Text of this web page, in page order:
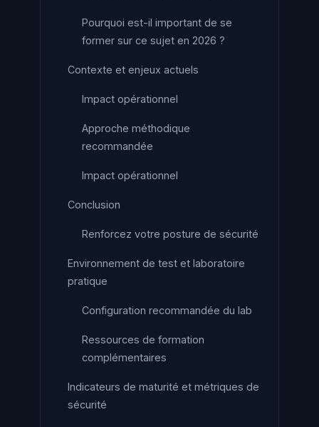
Pourquoi est-il important de se
former sur ce sujet en 2026 ?
Contexte et enjeux actuels
Impact opérationnel
Approche méthodique
recommandée
Impact opérationnel
Conclusion
Renforcez votre posture de sécurité
Environnement de test et laboratoire
pratique
Configuration recommandée du lab
Ressources de formation
complémentaires
Indicateurs de maturité et métriques de
sécurité